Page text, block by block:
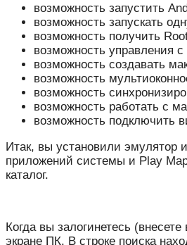
возможность запустить
возможность запускать
возможность получить
возможность управления
возможность создавать
возможность
возможность
возможность работать с
возможность подключить
Итак, вы установили эмулятор
приложений системы и Play
каталог.
Когда вы залогинетесь
экране ПК. В строке поиска